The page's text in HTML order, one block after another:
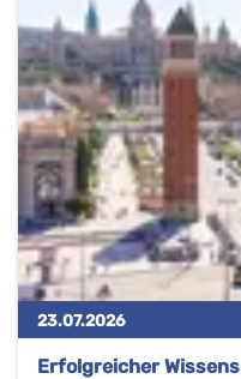
23.07.2026
Erfolgreicher